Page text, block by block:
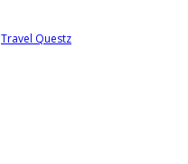
Travel Questz